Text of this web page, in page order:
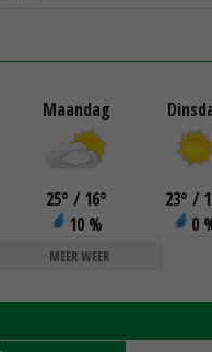
Maandag
25° / 16°
10 %
23° /
0
MEER WEER